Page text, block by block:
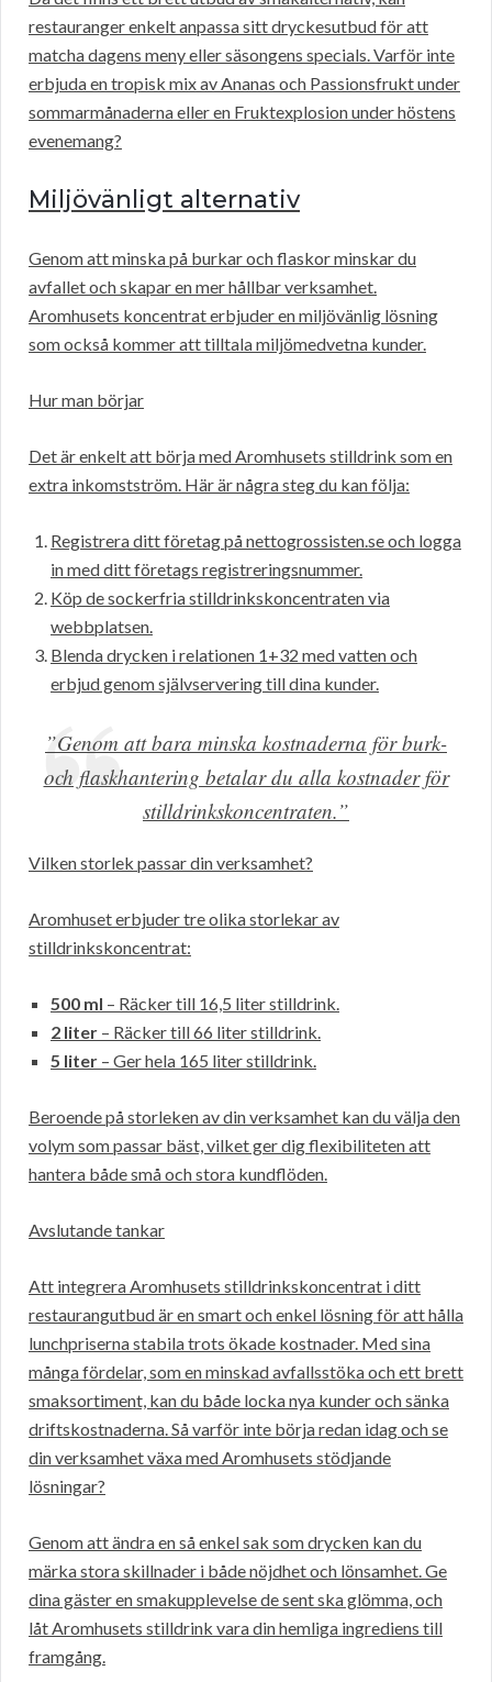
restauranger enkelt anpassa sitt dryckesutbud för att
matcha dagens meny eller säsongens specials. Varför inte
erbjuda en tropisk mix av Ananas och Passionsfrukt under
sommarmånaderna eller en Fruktexplosion under höstens
evenemang?
Miljövänligt alternativ
Genom att minska på burkar och flaskor minskar du
avfallet och skapar en mer hållbar verksamhet.
Aromhusets koncentrat erbjuder en miljövänlig lösning
som också kommer att tilltala miljömedvetna kunder.
Hur man börjar
Det är enkelt att börja med Aromhusets stilldrink som en
extra inkomstström. Här är några steg du kan följa:
Registrera ditt företag på nettogrossisten.se och logga
in med ditt företags registreringsnummer.
Köp de sockerfria stilldrinkskoncentraten via
webbplatsen.
Blenda drycken i relationen 1+32 med vatten och
erbjud genom självservering till dina kunder.
”Genom att bara minska kostnaderna för burk-
och flaskhantering betalar du alla kostnader för
stilldrinkskoncentraten.”
Vilken storlek passar din verksamhet?
Aromhuset erbjuder tre olika storlekar av
stilldrinkskoncentrat:
500 ml – Räcker till 16,5 liter stilldrink.
2 liter – Räcker till 66 liter stilldrink.
5 liter – Ger hela 165 liter stilldrink.
Beroende på storleken av din verksamhet kan du välja den
volym som passar bäst, vilket ger dig flexibiliteten att
hantera både små och stora kundflöden.
Avslutande tankar
Att integrera Aromhusets stilldrinkskoncentrat i ditt
restaurangutbud är en smart och enkel lösning för att hålla
lunchpriserna stabila trots ökade kostnader. Med sina
många fördelar, som en minskad avfallsstöka och ett brett
smaksortiment, kan du både locka nya kunder och sänka
driftskostnaderna. Så varför inte börja redan idag och se
din verksamhet växa med Aromhusets stödjande
lösningar?
Genom att ändra en så enkel sak som drycken kan du
märka stora skillnader i både nöjdhet och lönsamhet. Ge
dina gäster en smakupplevelse de sent ska glömma, och
låt Aromhusets stilldrink vara din hemliga ingrediens till
framgång.